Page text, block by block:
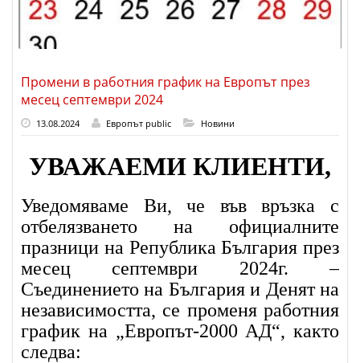
Промени в работния график на Европът през
месец септември 2024
13.08.2024 Европът public Новини
УВАЖАЕМИ КЛИЕНТИ,
Уведомяваме Ви, че във връзка с
отбелязването на официалните
празници на Република България през
месец септември 2024г. –
Съединението на България и Денят на
независимостта, се променя работния
график на „Европът-2000 АД“, както
следва: